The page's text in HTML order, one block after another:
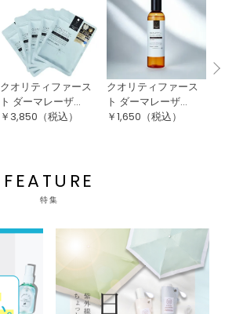
クオリティファース
ト ダーマレーザ...
￥ 3,850 （税込）
クオリティファース
ト ダーマレーザ...
￥1,650 （税込）
FEATURE
特集